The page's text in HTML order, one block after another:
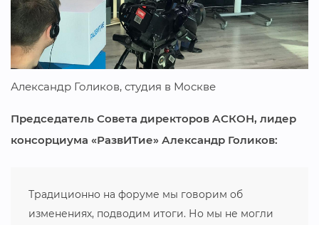
Александр Голиков, студия в Москве
Председатель Совета директоров АСКОН, лидер
консорциума «РазвИТие» Александр Голиков:
Традиционно на форуме мы говорим об
изменениях, подводим итоги. Но мы не могли